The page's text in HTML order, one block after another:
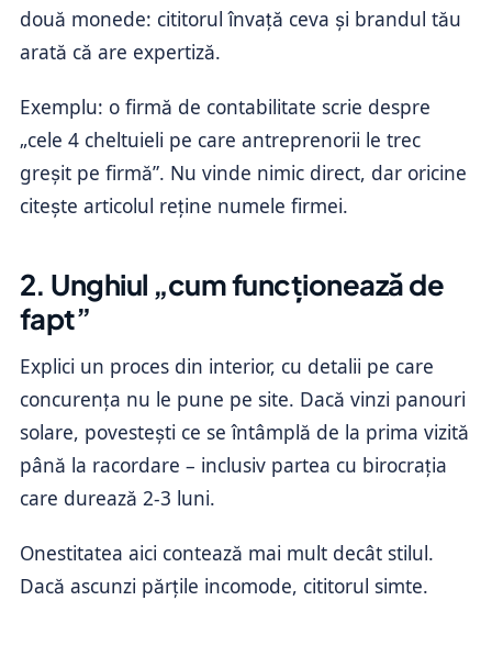
două monede: cititorul învață ceva și brandul tău
arată că are expertiză.
Exemplu: o firmă de contabilitate scrie despre
„cele 4 cheltuieli pe care antreprenorii le trec
greșit pe firmă”. Nu vinde nimic direct, dar oricine
citește articolul reține numele firmei.
2. Unghiul „cum funcționează de
fapt”
Explici un proces din interior, cu detalii pe care
concurența nu le pune pe site. Dacă vinzi panouri
solare, povestești ce se întâmplă de la prima vizită
până la racordare – inclusiv partea cu birocrația
care durează 2-3 luni.
Onestitatea aici contează mai mult decât stilul.
Dacă ascunzi părțile incomode, cititorul simte.